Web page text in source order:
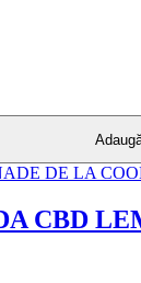
CBD